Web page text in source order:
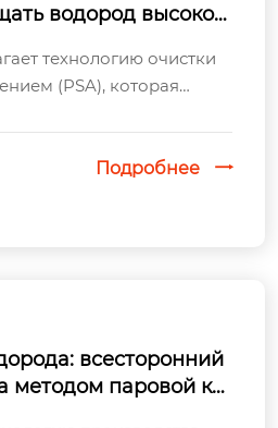
водород высокой
технологию очистки
(PSA), которая
Подробнее 
всесторонний
методом паровой ко